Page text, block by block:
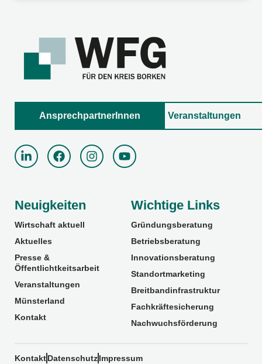
AnsprechpartnerInnen Veranstaltungen
Neuigkeiten
Wirtschaft aktuell
Aktuelles
Presse &
Öffentlichtkeitsarbeit
Veranstaltungen
Münsterland
Kontakt
Wichtige Links
Gründungsberatung
Betriebsberatung
Innovationsberatung
Standortmarketing
Breitbandinfrastruktur
Fachkräftesicherung
Nachwuchsförderung
KontaktDatenschutzImpressum